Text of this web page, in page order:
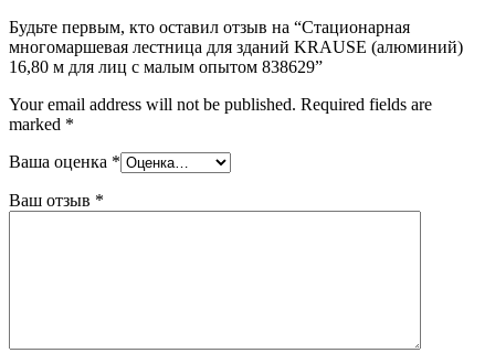
Будьте первым, кто оставил отзыв на “Стационарная
многомаршевая лестница для зданий KRAUSE (алюминий)
16,80 м для лиц с малым опытом 838629”
Your email address will not be published. Required fields are
marked *
Ваша оценка *
Ваш отзыв *